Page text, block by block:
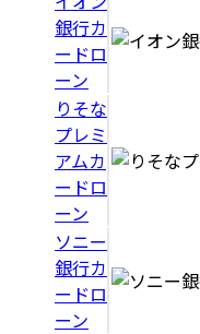
銀行カ
ードロ
ーン
りそな
プレミ
アムカ
ードロ
ーン
ソニー
銀行カ
ードロ
ーン